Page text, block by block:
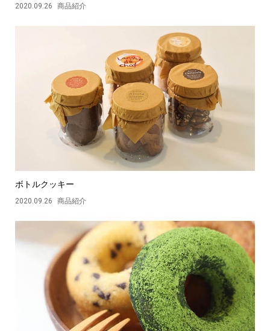
2020.09.26 商品紹介
ボトルクッキー
2020.09.26 商品紹介